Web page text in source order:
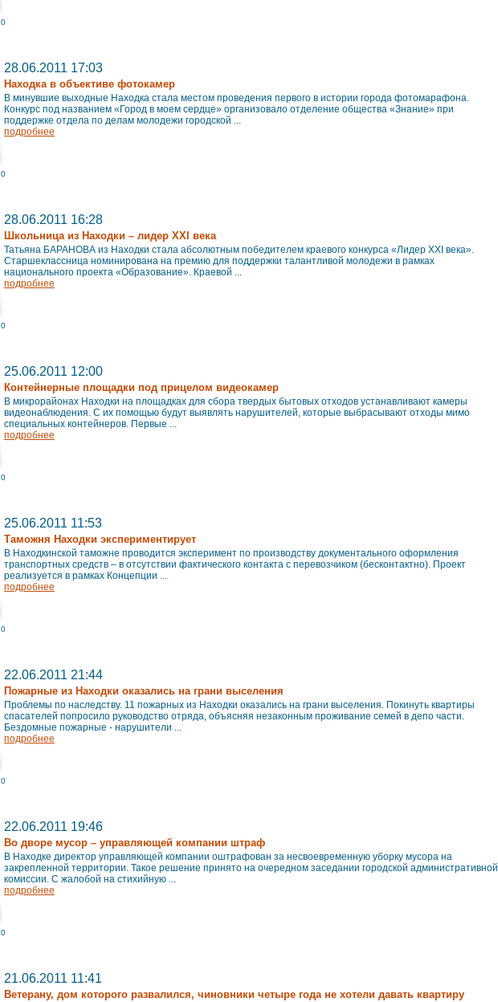
0
28.06.2011 17:03
Находка в объективе фотокамер
В минувшие выходные Находка стала местом проведения первого в истории города фотомарафона.
Конкурс под названием «Город в моем сердце» организовало отделение общества «Знание» при
поддержке отдела по делам молодежи городской ...
подробнее
0
28.06.2011 16:28
Школьница из Находки – лидер XXI века
Татьяна БАРАНОВА из Находки стала абсолютным победителем краевого конкурса «Лидер XXI века».
Старшеклассница номинирована на премию для поддержки талантливой молодежи в рамках
национального проекта «Образование». Краевой ...
подробнее
0
25.06.2011 12:00
Контейнерные площадки под прицелом видеокамер
В микрорайонах Находки на площадках для сбора твердых бытовых отходов устанавливают камеры
видеонаблюдения. С их помощью будут выявлять нарушителей, которые выбрасывают отходы мимо
специальных контейнеров. Первые ...
подробнее
0
25.06.2011 11:53
Таможня Находки экспериментирует
В Находкинской таможне проводится эксперимент по производству документального оформления
транспортных средств – в отсутствии фактического контакта с перевозчиком (бесконтактно). Проект
реализуется в рамках Концепции ...
подробнее
0
22.06.2011 21:44
Пожарные из Находки оказались на грани выселения
Проблемы по наследству. 11 пожарных из Находки оказались на грани выселения. Покинуть квартиры
спасателей попросило руководство отряда, объясняя незаконным проживание семей в депо части.
Бездомные пожарные - нарушители ...
подробнее
0
22.06.2011 19:46
Во дворе мусор – управляющей компании штраф
В Находке директор управляющей компании оштрафован за несвоевременную уборку мусора на
закрепленной территории. Такое решение принято на очередном заседании городской административной
комиссии. С жалобой на стихийную ...
подробнее
0
21.06.2011 11:41
Ветерану, дом которого развалился, чиновники четыре года не хотели давать квартиру